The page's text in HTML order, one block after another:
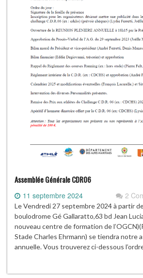
Assemblée Générale CDR06
11 septembre 2024 2
Le Vendredi 27 septembre 2024 à partir
boulodrome Gé Gallaratto,63 bd Jean
nouveau centre de formation de
Stade Charles Ehrmann) se tiendra notre
annuelle. Vous trouverez ci-dessous